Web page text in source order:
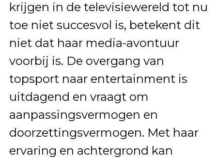
krijgen in de televisiewereld tot nu
toe niet succesvol is, betekent dit
niet dat haar media-avontuur
voorbij is. De overgang van
topsport naar entertainment is
uitdagend en vraagt om
aanpassingsvermogen en
doorzettingsvermogen. Met haar
ervaring en achtergrond kan